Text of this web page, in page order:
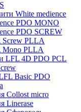
White medience
PDO MONO
PDO SCREW
PLLA
PLLA
LFL 4D PDO PCL
Basic PDO
Collost micro
Linerase